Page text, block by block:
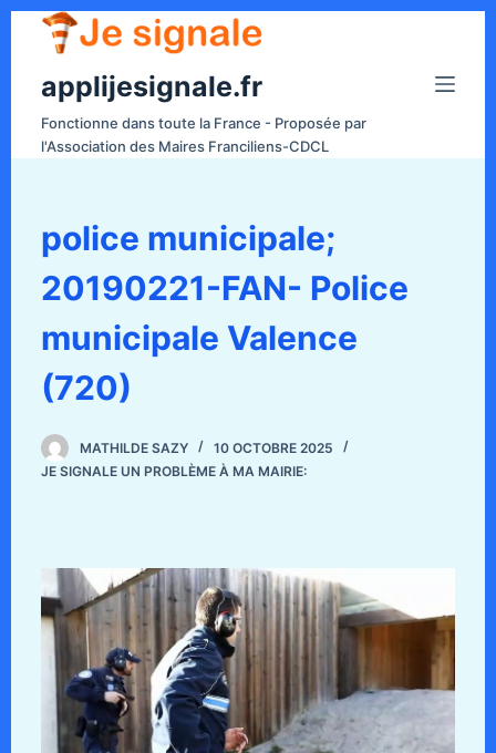
applijesignale.fr
Fonctionne dans toute la France - Proposée par
l'Association des Maires Franciliens-CDCL
police municipale;
20190221-FAN- Police
municipale Valence
(720)
MATHILDE SAZY
10 OCTOBRE 2025
JE SIGNALE UN PROBLÈME À MA MAIRIE: